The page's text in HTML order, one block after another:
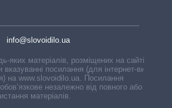
info@slovoidilo.ua
яких матеріалів, розміщених на сайті,
посилання (для інтернет-видань
на www.slovoidilo.ua. Посилання
незалежно від повного або
матеріалів.